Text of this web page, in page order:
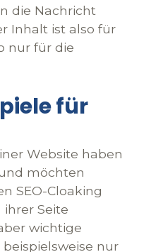
die Nachricht
Inhalt ist also für
nur für die
für
Website haben
möchten
SEO-Cloaking
Seite
wichtige
nur